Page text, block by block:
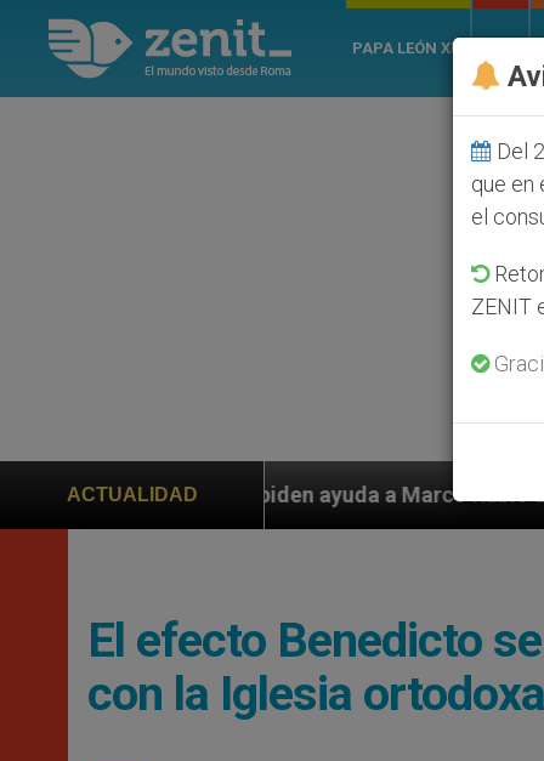
PAPA LEÓN XIV
ACTUALIDAD
piden ayuda a Marco Rubio ante persecución de
El efecto Benedicto
con la Iglesia
Del
que en
el
ZENIT